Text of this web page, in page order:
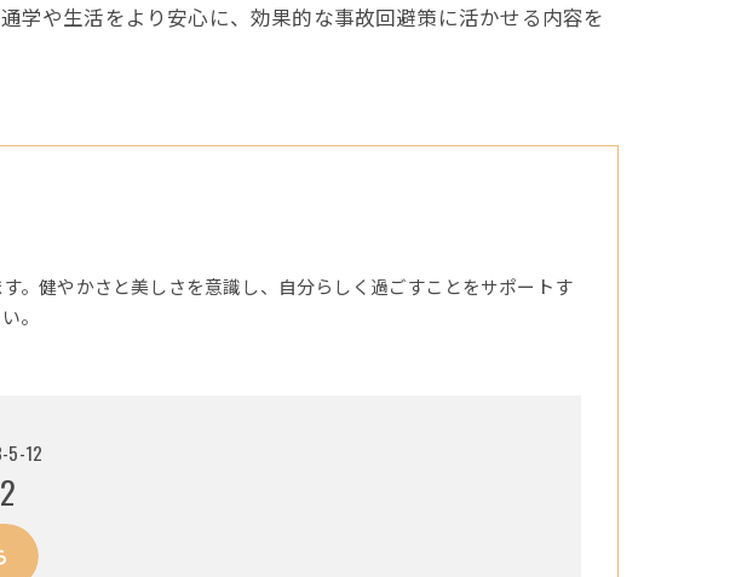
学や生活をより安心に、効果的な事故回避策に活かせる内容を
。健やかさと美しさを意識し、自分らしく過ごすことをサポートす
。
5-12